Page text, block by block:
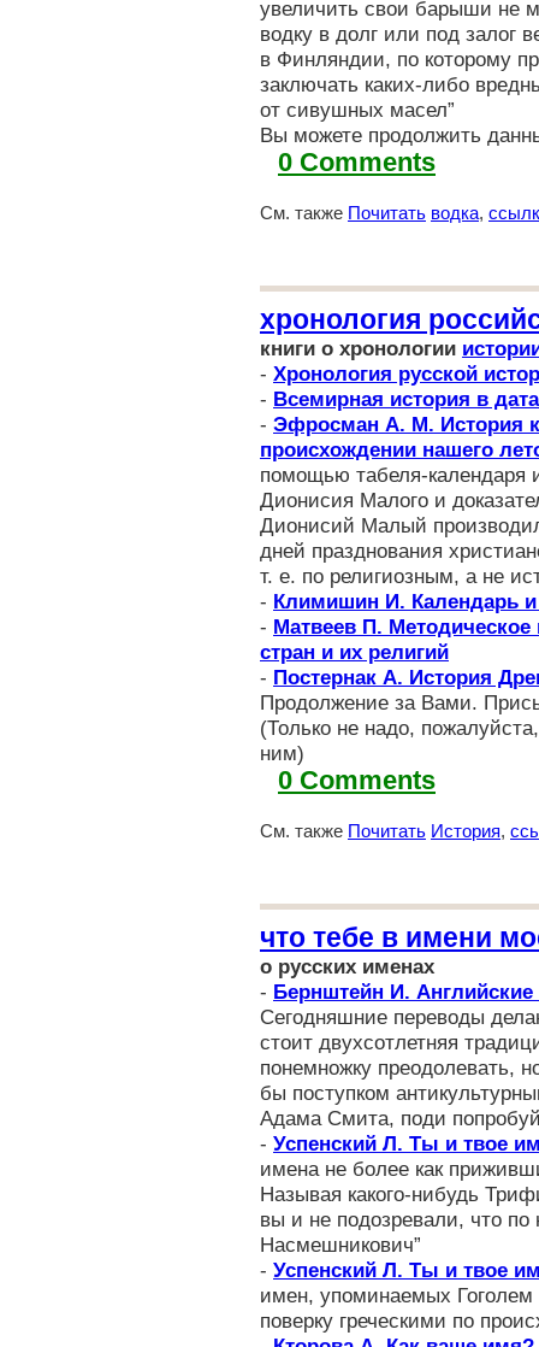
увеличить свои барыши не
водку в долг или под залог
в Финляндии, по которому
заключать каких-либо
от сивушных масел”
Вы можете продолжить
0 Comments
См. также Почитать водка,
хронология
книги о хронологии
- Хронология русской
- Всемирная история в
- Эфросман А. М. История
происхождении нашего
помощью табеля-календаря
Дионисия Малого и
Дионисий Малый
дней празднования
т. е. по религиозным, а не
- Климишин И. Календарь и
- Матвеев П. Методическое
стран и их религий
- Постернак А. История
Продолжение за Вами.
(Только не надо,
ним)
0 Comments
См. также Почитать История,
что тебе в имени
о русских именах
- Бернштейн И. Английские
Сегодняшние переводы
стоит двухсотлетняя
понемножку преодолевать,
бы поступком
Адама Смита, поди
- Успенский Л. Ты и твое
имена не более как
Называя какого-нибудь
вы и не подозревали, что по
Насмешникович”
- Успенский Л. Ты и твое
имен, упоминаемых
поверку греческими по